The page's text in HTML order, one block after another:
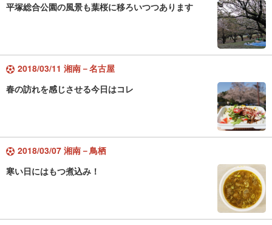
平塚総合公園の風景も葉桜に移ろいつつあります
2018/03/11 湘南－名古屋
春の訪れを感じさせる今日はコレ
2018/03/07 湘南－鳥栖
寒い日にはもつ煮込み！